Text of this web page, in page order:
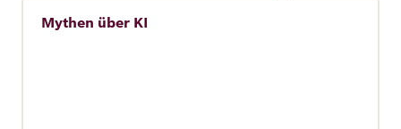
Künstliche Intelligenz (KI)
Mythen über KI